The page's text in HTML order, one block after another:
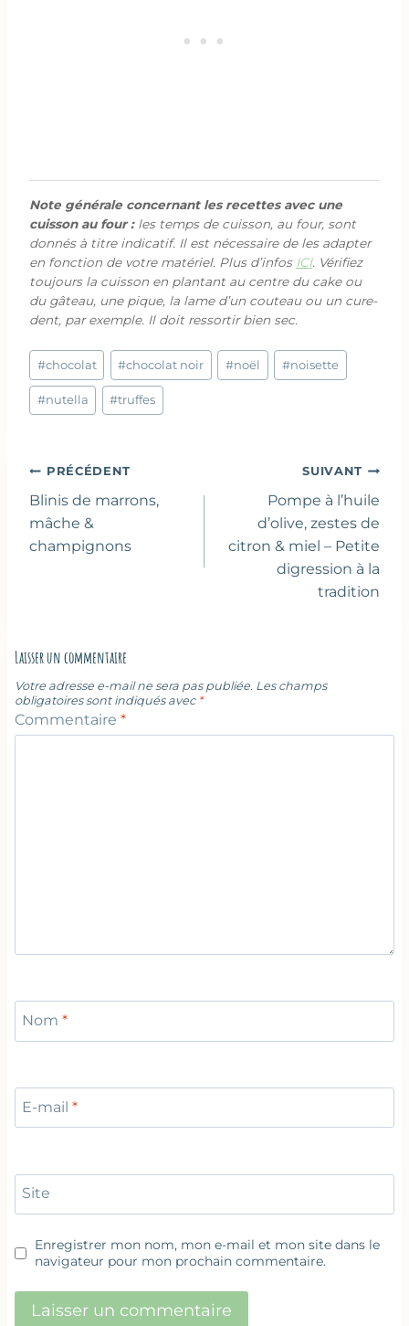
Note générale concernant les recettes avec une
cuisson au four :les temps de cuisson, au four, sont
donnés à titre indicatif. Il est nécessaire de les adapter
en fonction de votre matériel. Plus d’infos ICI. Vérifiez
toujours la cuisson en plantant au centre du cake ou
du gâteau, une pique, la lame d’un couteau ou un cure-
dent, par exemple. Il doit ressortir bien sec.
Étiquettes
de
la
#chocolat #chocolat noir #noël #noisette
#nutella #truffes
Navigation
de
l’article
PRÉCÉDENT
Blinis de marrons,
mâche &
champignons
SUIVANT
Pompe à l’huile
d’olive, zestes de
citron & miel – Petite
digression à la
tradition
Laisser un commentaire
Votre adresse e-mail ne sera pas publiée. Les champs
obligatoires sont indiqués avec *
Commentaire *
Nom *
E-mail *
Site
Enregistrer mon nom, mon e-mail et mon site dans le
navigateur pour mon prochain commentaire.